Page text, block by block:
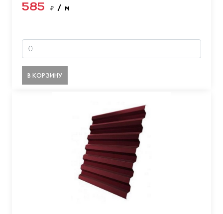
585 ₽ / м
В КОРЗИНУ